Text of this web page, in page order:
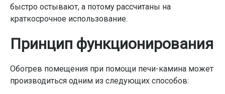
быстро остывают, а потому рассчитаны на
краткосрочное использование.
Принцип функционирования
Обогрев помещения при помощи печи-камина может
производиться одним из следующих способов: